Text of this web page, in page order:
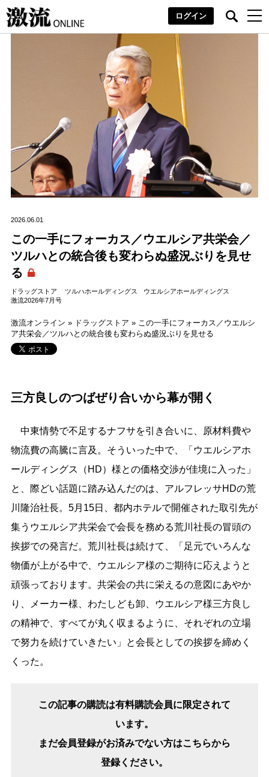
ログイン
2026.06.01
この一手にフォーカス／ウエルシア共栄会／
ツルハとの統合後も変わらぬ盛況ぶりを見せ
る
ドラッグストア ツルハホールディングス
ウエルシアホールディングス
激流2026年7月号
激流オンライン » ドラッグストア » この一手にフォーカス／ウエルシ
ア共栄会／ツルハとの統合後も変わらぬ盛況ぶりを見せる
三方良しのつばぜり合いから幕が開く
中東情勢で不足するナフサを引き合いに、原材料費や
物流費の高騰に言及。そういった中で、「ウエルシアホ
ールディングス（HD）様との価格交渉が佳境に入った」
と、際どい話題に踏み込んだのは、アルフレッサHDの荒
川隆治社長。5月15日、都内ホテルで開催された取引先が
集うウエルシア共栄会で会長を務める荒川社長の冒頭の
挨拶での発言だ。荒川社長は続けて、「足元でいろんな
物価が上がる中で、ウエルシア様のご期待に応えようと
頑張っております。共栄会の共に栄えるの意図にあやか
り、メーカー様、わたしども卸、ウエルシア様三方良し
の精神で、すべてが丸く収まるように、それぞれの立場
で努力を続けていきたい」と会長としての挨拶を締めく
くった。
この記事の購読は有料購読会員に限定されて
います。
まだ会員登録がお済みでない方はこちらから
登録ください。